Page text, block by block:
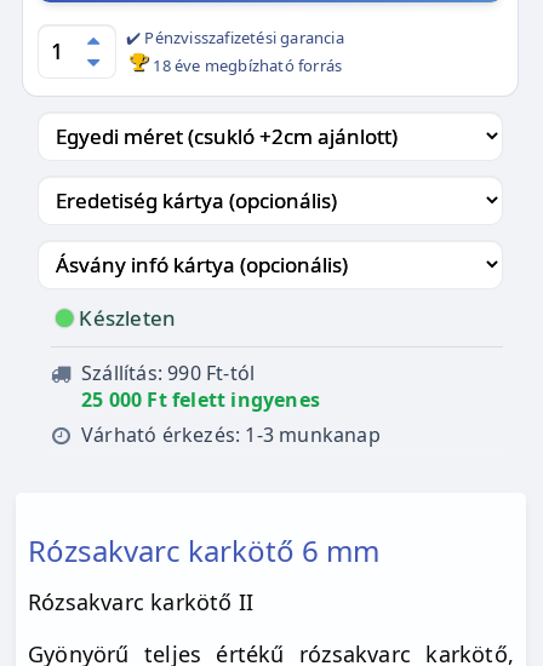
✔️ Pénzvisszafizetési garancia
18 éve megbízható forrás
Készleten
Szállítás: 990 Ft-tól
25 000 Ft felett ingyenes
Várható érkezés: 1-3 munkanap
Rózsakvarc karkötő 6 mm
Rózsakvarc karkötő II
Gyönyörű teljes értékű rózsakvarc karkötő,